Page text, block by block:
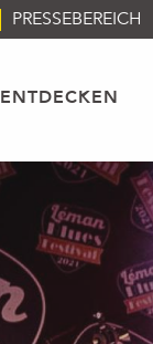
PRESSEBEREICH
ENTDECKEN